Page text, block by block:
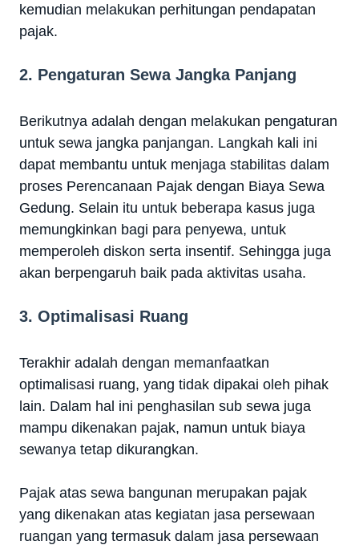
kemudian melakukan perhitungan pendapatan
pajak.
2. Pengaturan Sewa Jangka Panjang
Berikutnya adalah dengan melakukan pengaturan
untuk sewa jangka panjangan. Langkah kali ini
dapat membantu untuk menjaga stabilitas dalam
proses Perencanaan Pajak dengan Biaya Sewa
Gedung. Selain itu untuk beberapa kasus juga
memungkinkan bagi para penyewa, untuk
memperoleh diskon serta insentif. Sehingga juga
akan berpengaruh baik pada aktivitas usaha.
3. Optimalisasi Ruang
Terakhir adalah dengan memanfaatkan
optimalisasi ruang, yang tidak dipakai oleh pihak
lain. Dalam hal ini penghasilan sub sewa juga
mampu dikenakan pajak, namun untuk biaya
sewanya tetap dikurangkan.
Pajak atas sewa bangunan merupakan pajak
yang dikenakan atas kegiatan jasa persewaan
ruangan yang termasuk dalam jasa persewaan